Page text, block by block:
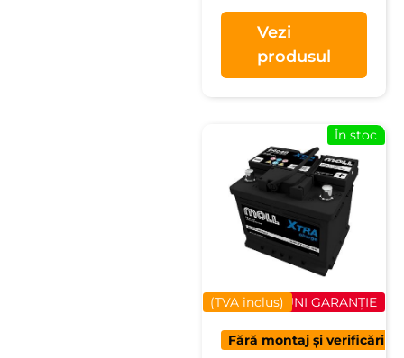
Vezi
produsul
40 LUNI GARANȚIE
(TVA inclus)
În stoc
Fără montaj și verificări